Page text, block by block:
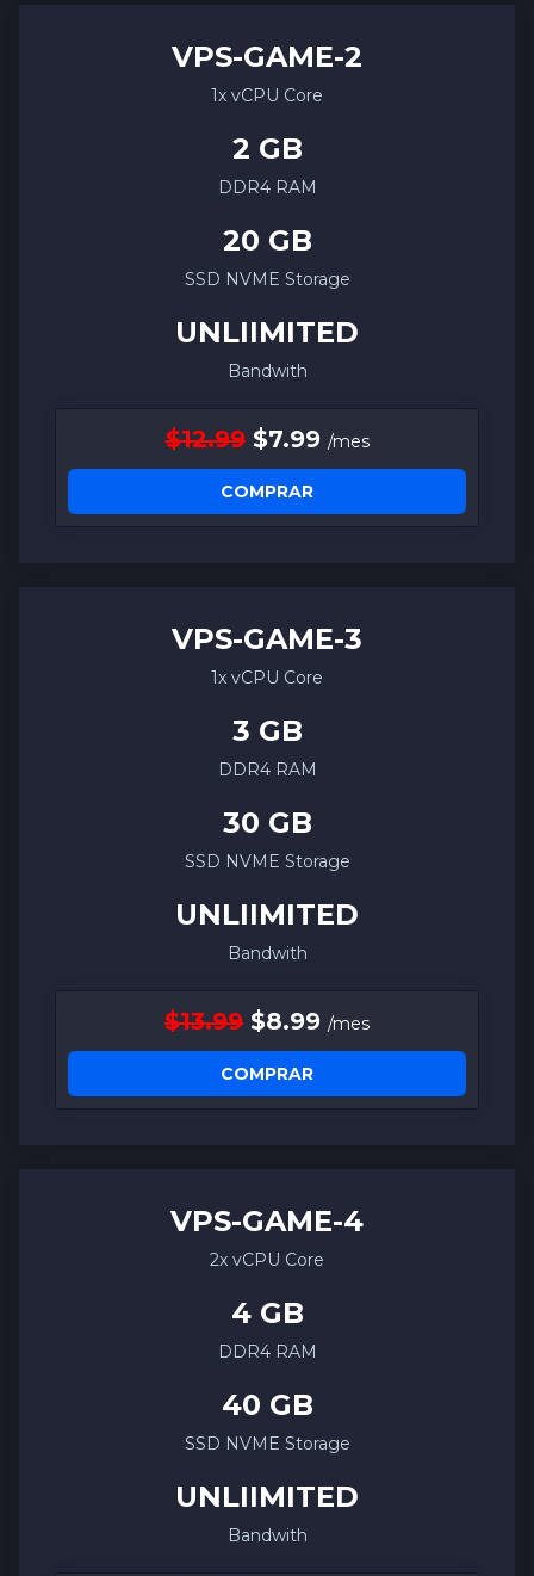
VPS-GAME-2
1x vCPU Core
2 GB
DDR4 RAM
20 GB
SSD NVME Storage
UNLIIMITED
Bandwith
$12.99$7.99 /mes
COMPRAR
VPS-GAME-3
1x vCPU Core
3 GB
DDR4 RAM
30 GB
SSD NVME Storage
UNLIIMITED
Bandwith
$13.99 $8.99 /mes
COMPRAR
VPS-GAME-4
2x vCPU Core
4 GB
DDR4 RAM
40 GB
SSD NVME Storage
UNLIIMITED
Bandwith